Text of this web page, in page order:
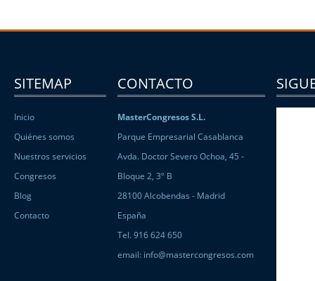
SITEMAP
Inicio
Quiénes somos
Nuestros servicios
Congresos
Blog
Contacto
CONTACTO
MasterCongresos S.L.
Parque Empresarial Casablanca
Avda. Doctor Severo Ochoa, 45 -
Bloque 2, 3º B
28100 Alcobendas - Madrid
España
Tel. 916 624 650
email: info@mastercongresos.com